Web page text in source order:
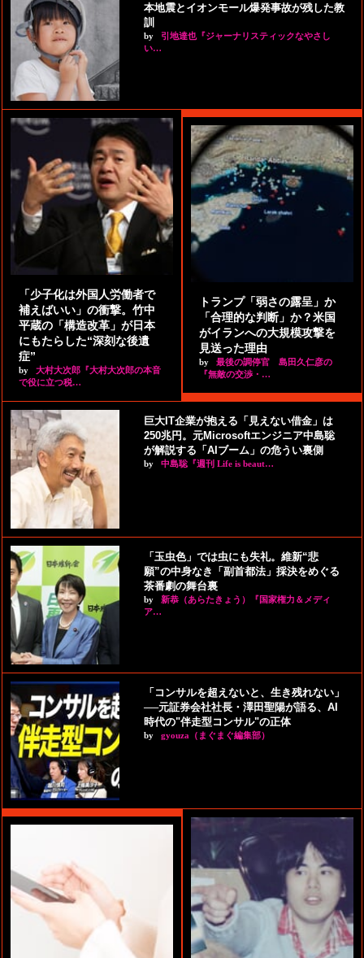
本地震とイオンモール爆発事故が残した教
訓
by
引地達也『ジャーナリスティックなやさし
い…
「少子化は外国人労働者で
補えばいい」の衝撃。竹中
平蔵の「構造改革」が日本
にもたらした“深刻な後遺
症”
by
大村大次郎『大村大次郎の本音
で役に立つ税…
トランプ「弱さの露呈」か
「合理的な判断」か？米国
がイランへの大規模攻撃を
見送った理由
by
最後の調停官 島田久仁彦の
『無敵の交渉・…
巨大IT企業が抱える「見えない借金」は
250兆円。元Microsoftエンジニア中島聡
が解説する「AIブーム」の危うい裏側
by 中島聡『週刊 Life is beaut…
「玉虫色」では虫にも失礼。維新“悲
願”の中身なき「副首都法」採決をめぐる
茶番劇の舞台裏
by
新恭（あらたきょう）『国家権力＆メディ
ア…
「コンサルを超えないと、生き残れない」
──元証券会社社長・澤田聖陽が語る、AI
時代の"伴走型コンサル"の正体
by gyouza（まぐまぐ編集部）